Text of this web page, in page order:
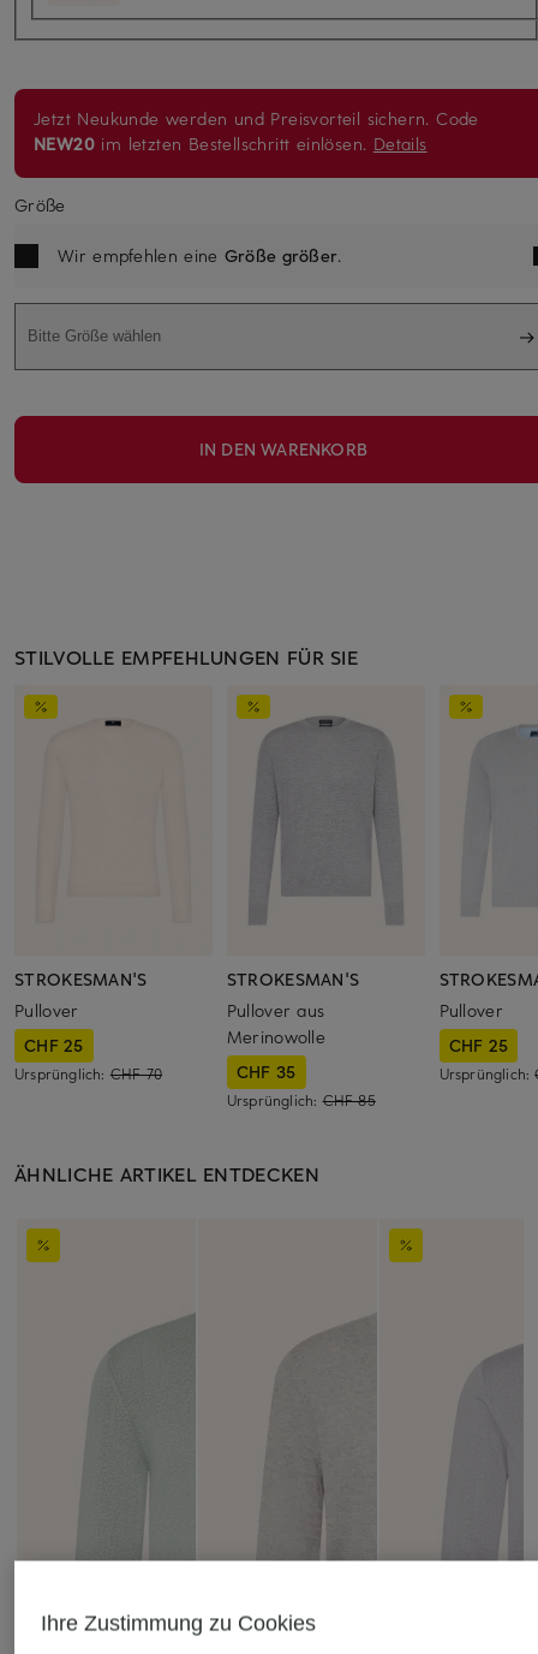
Jetzt Neukunde werden und Preisvorteil sichern. Code
NEW20 im letzten Bestellschritt einlösen. Details
Größe
Wir empfehlen eine Größe größer.
Bitte Größe wählen
IN DEN WARENKORB
STILVOLLE EMPFEHLUNGEN FÜR SIE
STROKESMAN'S
Pullover
CHF 25
Ursprünglich: CHF 70
STROKESMAN'S
Pullover aus
Merinowolle
CHF 35
Ursprünglich:CHF 85
Pullover
CHF 25
Ursprünglich:
ÄHNLICHE ARTIKEL ENTDECKEN
Ihre Zustimmung zu Cookies